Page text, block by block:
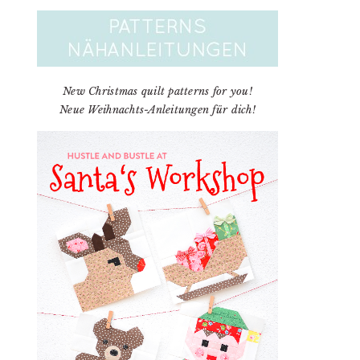
New Christmas quilt patterns for you!
Neue Weihnachts-Anleitungen für dich!